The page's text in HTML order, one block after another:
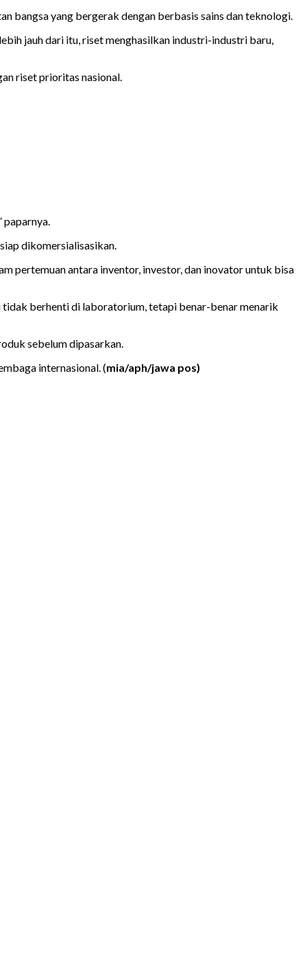
bangsa yang bergerak dengan berbasis sains dan teknologi.
jauh dari itu, riset menghasilkan industri-industri baru,
riset prioritas nasional.
paparnya.
dikomersialisasikan.
pertemuan antara inventor, investor, dan inovator untuk bisa
tidak berhenti di laboratorium, tetapi benar-benar menarik
sebelum dipasarkan.
internasional. (mia/aph/jawa pos)